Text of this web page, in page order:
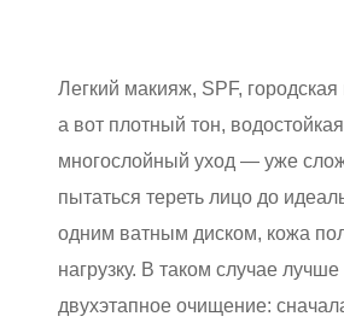
Легкий макияж, SPF,
а вот плотный тон,
многослойный уход — уже
пытаться тереть лицо до
одним ватным диском, кожа
нагрузку. В таком случае
двухэтапное очищение: